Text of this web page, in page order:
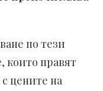
по тези
които правят
цените на